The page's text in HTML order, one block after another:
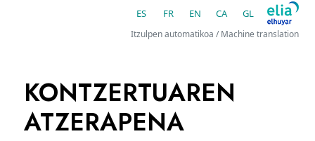
ES FR EN CA GL
Itzulpen automatikoa / Machine translation
KONTZERTUAREN
ATZERAPENA